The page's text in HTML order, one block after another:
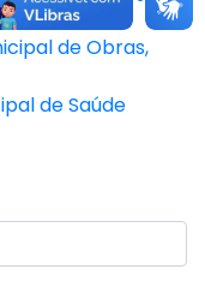
de Obras,
de Saúde